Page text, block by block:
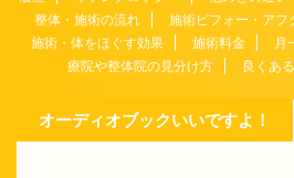
整体・施術の流れ
施術ビフォー・アフ
施術・体をほぐす効果
施術料金 月
療院や整体院の見分け方
良くあ
オーディオブックいいですよ！